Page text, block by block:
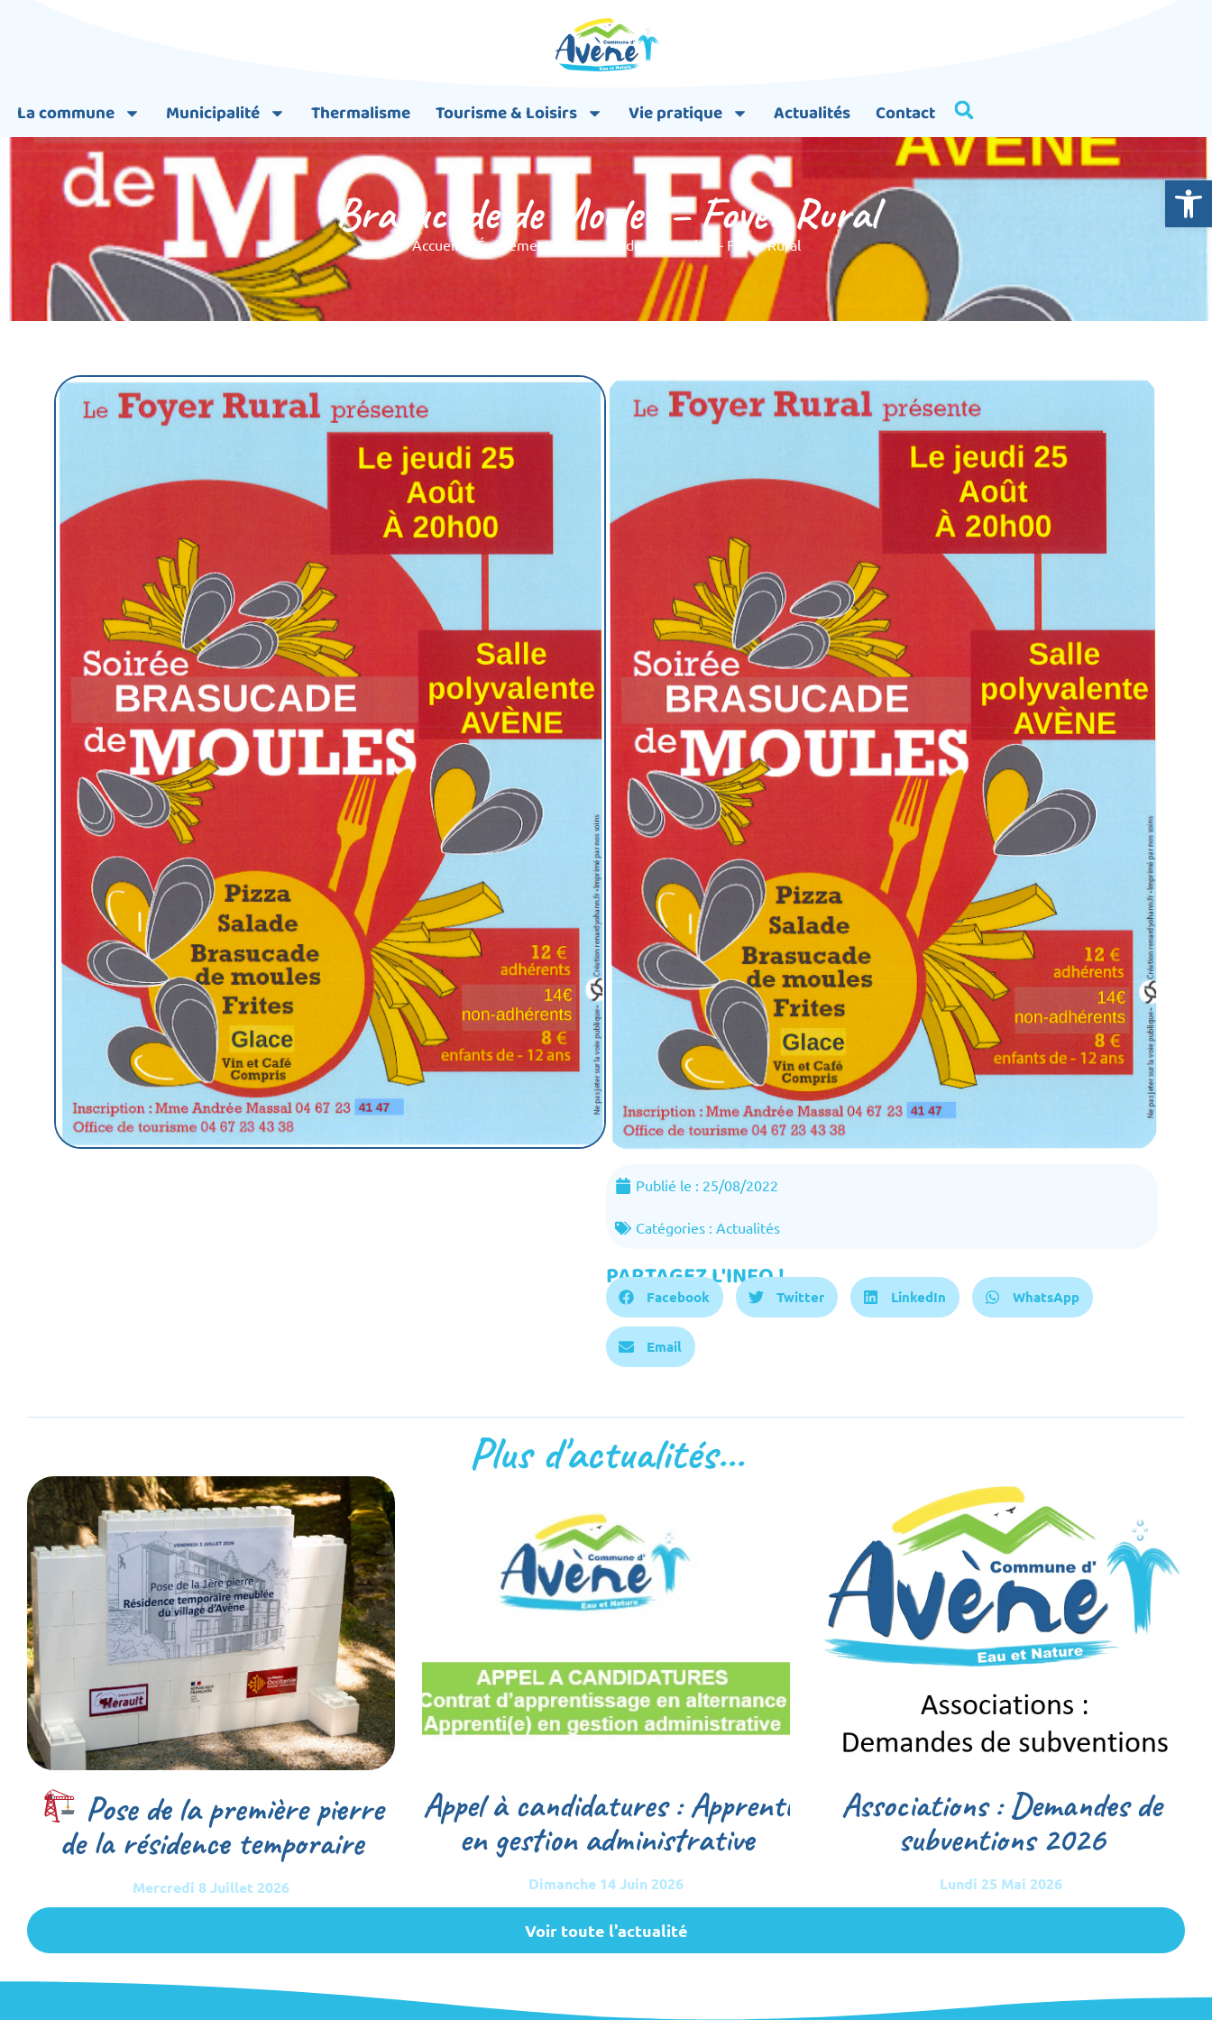
Ouvrir
La commune Municipalité Thermalisme Tourisme & Loisirs Vie pratique Actualités Contact
Brasucade de Moules – Foyer Rural
Accueil ➞Événements ➞Brasucade de Moules – Foyer Rural
Publié le : 25/08/2022
Catégories : Actualités
PARTAGEZ L'INFO !
Facebook Twitter LinkedIn WhatsApp
Email
Plus d'actualités...
Pose de la première pierre
de la résidence temporaire
Mercredi 8 Juillet 2026
Appel à candidatures : Apprenti
en gestion administrative
Dimanche 14 Juin 2026
Associations : Demandes de
subventions 2026
Lundi 25 Mai 2026
Voir toute l'actualité